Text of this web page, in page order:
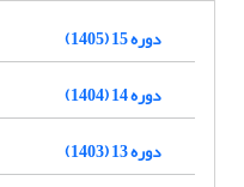
دوره 15 (1405)
دوره 14 (1404)
دوره 13 (1403)